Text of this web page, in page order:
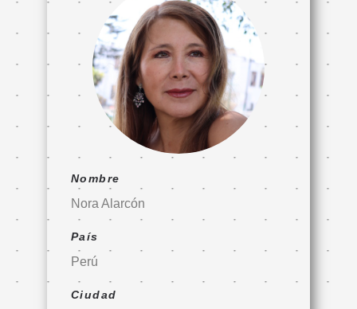
Nombre
Nora Alarcón
País
Perú
Ciudad